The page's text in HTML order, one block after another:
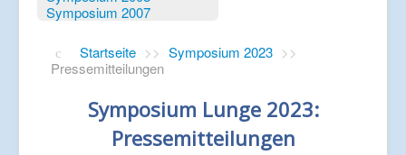
Symposium 2007
Startseite >> Symposium 2023 >>
Pressemitteilungen
Symposium Lunge 2023:
Pressemitteilungen